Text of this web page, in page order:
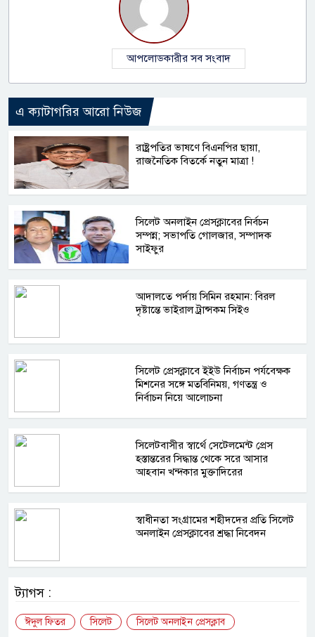
আপলোডকারীর সব সংবাদ
এ ক্যাটাগরির আরো নিউজ
রাষ্ট্রপতির ভাষণে বিএনপির ছায়া,
রাজনৈতিক বিতর্কে নতুন মাত্রা !
সিলেট অনলাইন প্রেসক্লাবের নির্বচন
সম্পন্ন; সভাপতি গোলজার, সম্পাদক
সাইফুর
আদালতে পর্দায় সিমিন রহমান: বিরল
দৃষ্টান্তে ভাইরাল ট্রান্সকম সিইও
সিলেট প্রেসক্লাবে ইইউ নির্বাচন পর্যবেক্ষক
মিশনের সঙ্গে মতবিনিময়, গণতন্ত্র ও
নির্বাচন নিয়ে আলোচনা
সিলেটবাসীর স্বার্থে সেটেলমেন্ট প্রেস
হস্তান্তরের সিদ্ধান্ত থেকে সরে আসার
আহবান খন্দকার মুক্তাদিরের
স্বাধীনতা সংগ্রামের শহীদদের প্রতি সিলেট
অনলাইন প্রেসক্লাবের শ্রদ্ধা নিবেদন
ট্যাগস :
ঈদুল ফিতর সিলেট সিলেট অনলাইন প্রেসক্লাব